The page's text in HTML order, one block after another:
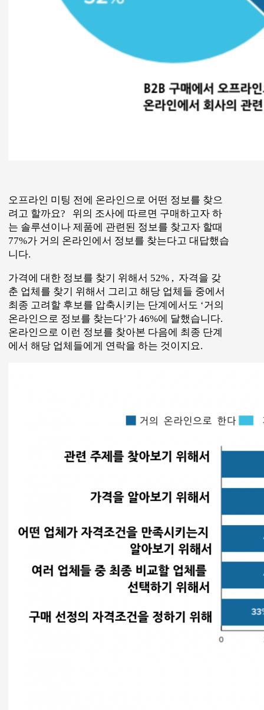
가격에 대한 정보를 찾기 위해서 52% , 자격을 갖
춘 업체를 찾기 위해서 그리고 해당 업체들 중에서
최종 고려할 후보를 압축시키는 단계에서도 ‘거의
온라인으로 이런 정보를 찾아본 다음에 최종 단계
에서 해당 업체들에게 연락을 하는 것이지요.
온라인의 콘텐츠가 얼마나 중요한지는 더 설명할
필요가 없을 것같습니다. 그런데B2B 회사의 콘텐
을 시작하면서 마케터나 콘텐츠 라이터들
을 만나보면 무척들 난감해 합니다.
콘텐츠에서 스토리가 중요하다
는 말을 하죠. 독자
는 영웅이고, 블로그 글 하나도 서사이며, 서사는 각
단계가 있죠. 그런데B2B 콘텐츠 는 이런 스토리를
적용하기가 무척 난감하기 때문에 도대체 어떤 글